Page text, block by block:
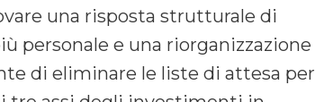
una risposta strutturale di
personale e una riorganizzazione
di eliminare le liste di attesa per